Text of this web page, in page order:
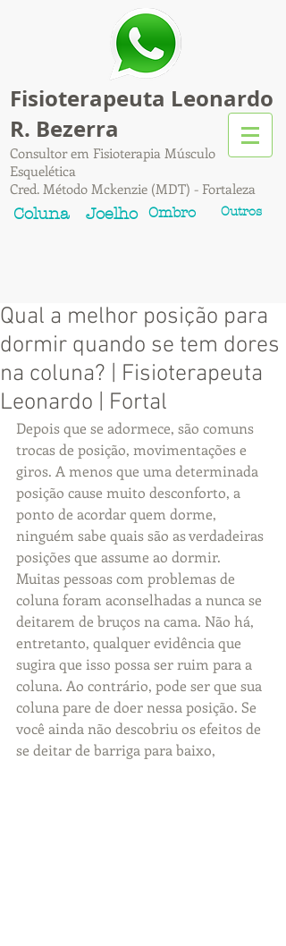
Fisioterapeuta Leonardo
R. Bezerra
Consultor em Fisioterapia Músculo
Esquelética
Cred. Método Mckenzie (MDT) - Fortaleza
Coluna Joelho Ombro Outros
Qual a melhor posição para
dormir quando se tem dores
na coluna? | Fisioterapeuta
Leonardo | Fortal
Depois que se adormece, são comuns
trocas de posição, movimentações e
giros. A menos que uma determinada
posição cause muito desconforto, a
ponto de acordar quem dorme,
ninguém sabe quais são as verdadeiras
posições que assume ao dormir.
Muitas pessoas com problemas de
coluna foram aconselhadas a nunca se
deitarem de bruços na cama. Não há,
entretanto, qualquer evidência que
sugira que isso possa ser ruim para a
coluna. Ao contrário, pode ser que sua
coluna pare de doer nessa posição. Se
você ainda não descobriu os efeitos de
se deitar de barriga para baixo,